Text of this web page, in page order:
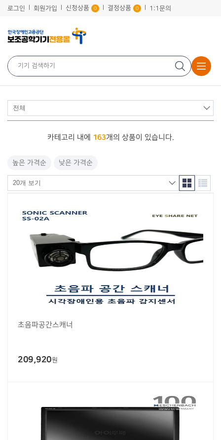
로그인 회원가입 신청상품 0 결정상품 0 1:1문의
카테고리 내에 163개의 상품이 있습니다.
높은 가격순 낮은 가격순
초음파공간스캐너
209,920원